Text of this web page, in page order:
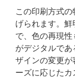
この印刷方式
げられます。
で、色の再現
がデジタルで
ザインの変更
ーズに応じた